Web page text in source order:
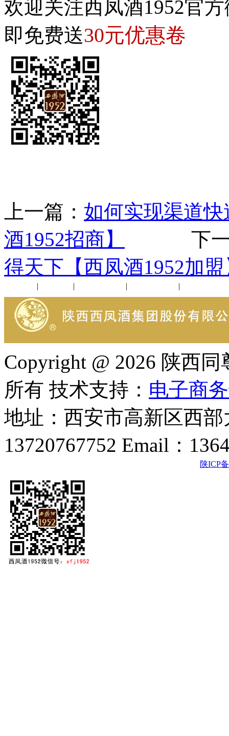
欢迎关注西凤酒1952官
即免费送30元优惠卷
上一篇： 如何实现渠道
酒1952招商】
下一
得天下【西凤酒1952加
| | | |
Copyright @ 2026 陕西
所有 技术支持： 电子商
地址：西安市高新区西
13720767752 Email：
陕ICP